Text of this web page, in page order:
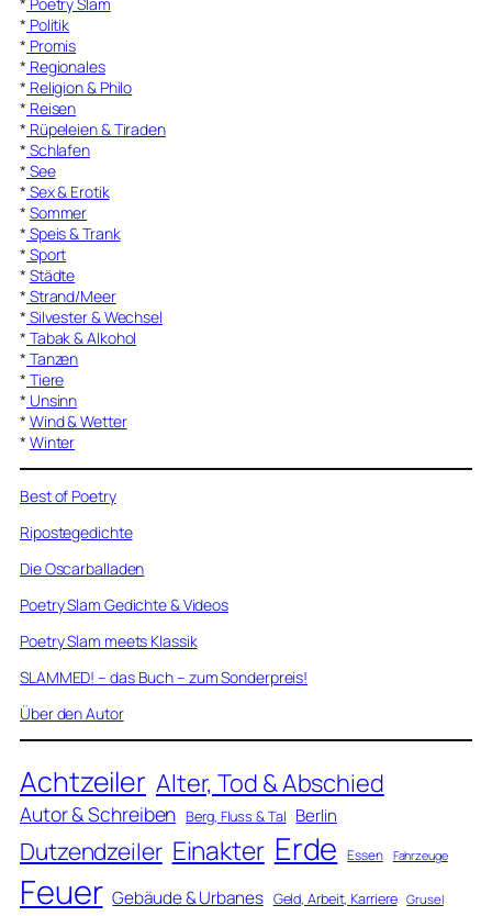
* Politik
* Promis
* Regionales
* Religion & Philo
* Reisen
* Rüpeleien & Tiraden
* Schlafen
* See
* Sex & Erotik
* Sommer
* Speis & Trank
* Sport
* Städte
* Strand/Meer
* Silvester & Wechsel
* Tabak & Alkohol
* Tanzen
* Tiere
* Unsinn
* Wind & Wetter
* Winter
Best of Poetry
Ripostegedichte
Die Oscarballaden
Poetry Slam Gedichte & Videos
Poetry Slam meets Klassik
SLAMMED! – das Buch – zum Sonderpreis!
Über den Autor
Achtzeiler Alter, Tod & Abschied
Autor & Schreiben Berg, Fluss & Tal Berlin
Dutzendzeiler Einakter Erde Essen Fahrzeuge
Feuer Gebäude & Urbanes Geld, Arbeit, Karriere Grusel